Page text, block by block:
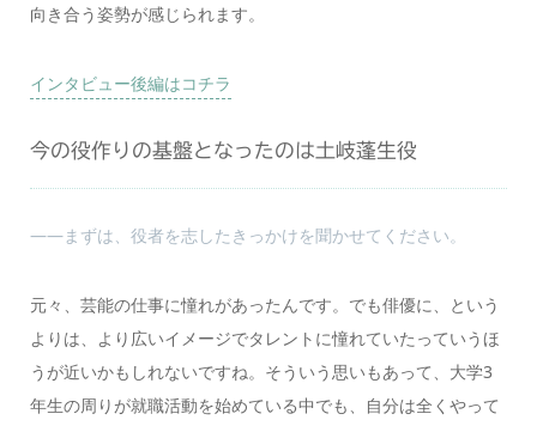
向き合う姿勢が感じられます。
インタビュー後編はコチラ
今の役作りの基盤となったのは土岐蓬生役
――まずは、役者を志したきっかけを聞かせてください。
元々、芸能の仕事に憧れがあったんです。でも俳優に、という
よりは、より広いイメージでタレントに憧れていたっていうほ
うが近いかもしれないですね。そういう思いもあって、大学3
年生の周りが就職活動を始めている中でも、自分は全くやって